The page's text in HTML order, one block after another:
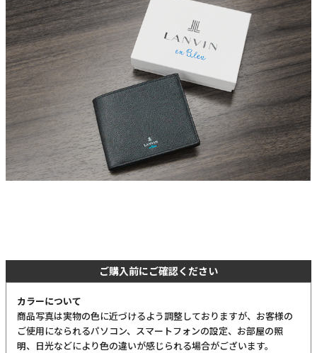
ご購入前にご確認ください
カラーについて
商品写真は実物の色に近づけるよう調整しておりますが、お客様の
ご使用になられるパソコン、スマートフォンの設定、お部屋の照
明、日光などにより色の違いが感じられる場合がございます。